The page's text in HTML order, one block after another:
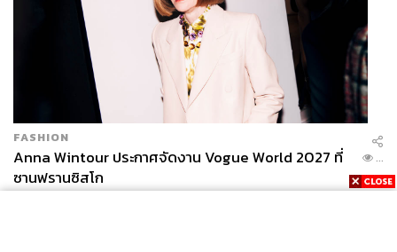
FASHION
Anna Wintour ประกาศจัดงาน Vogue World 2027 ที่
ซานฟรานซิสโก
...